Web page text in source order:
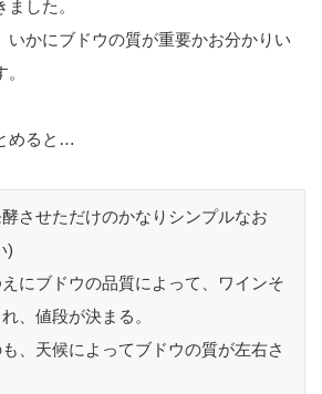
した。
いかにブドウの質が重要かお分かりい
めると…
させただけのかなりシンプルなお
)
にブドウの品質によって、ワインそ
、値段が決まる。
、天候によってブドウの質が左右さ